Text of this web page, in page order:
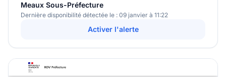
Meaux Sous-Préfecture
Dernière disponibilité détectée le : 09 janvier à 11:22
Activer l'alerte